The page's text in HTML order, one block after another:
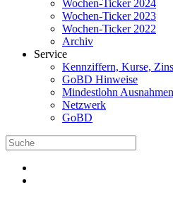
Wochen-Ticker 2024
Wochen-Ticker 2023
Wochen-Ticker 2022
Archiv
Service
Kennziffern, Kurse,
GoBD Hinweise
Mindestlohn Ausnahmen
Netzwerk
GoBD